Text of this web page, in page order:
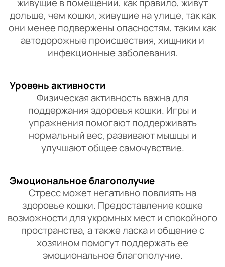
живущие в помещении, как правило, живут
дольше, чем кошки, живущие на улице, так как
они менее подвержены опасностям, таким как
автодорожные происшествия, хищники и
инфекционные заболевания.
Уровень активности
Физическая активность важна для
поддержания здоровья кошки. Игры и
упражнения помогают поддерживать
нормальный вес, развивают мышцы и
улучшают общее самочувствие.
Эмоциональное благополучие
Стресс может негативно повлиять на
здоровье кошки. Предоставление кошке
возможности для укромных мест и спокойного
пространства, а также ласка и общение с
хозяином помогут поддержать ее
эмоциональное благополучие.